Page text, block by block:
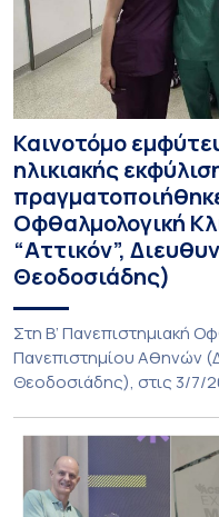
Καινοτόμο
ηλικιακής
Οφθαλμολογική
“Αττικόν”,
Θεοδοσιάδης)
Στη Β’ Πανεπιστημιακή
Πανεπιστημίου Αθηνών
Θεοδοσιάδης), στις 3/7/
PDS) στο πλαίσιο της
σε ασθενή 82 ετών με
τύπου. Το ένθεμα αυτό
ασθενείς με